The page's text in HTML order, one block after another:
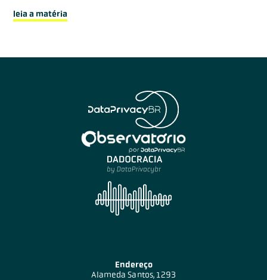
leia a matéria
Endereço
Alameda Santos, 1293